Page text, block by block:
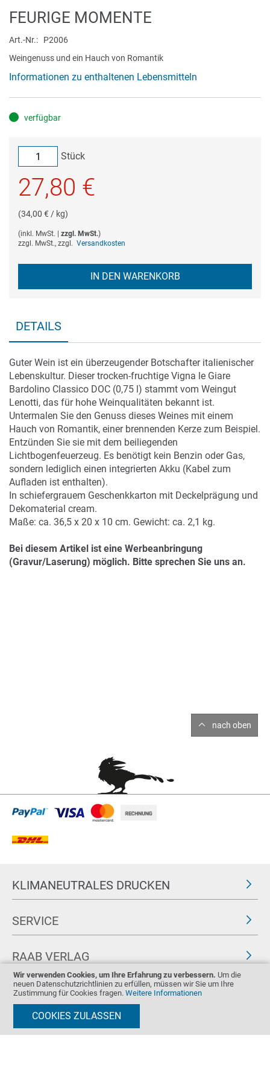
Wir verwenden Cookies, um Ihre Erfahrung zu verbessern. Um die
neuen Datenschutzrichtlinien zu erfüllen, müssen wir Sie um Ihre
Zustimmung für Cookies fragen. Weitere Informationen
COOKIES ZULASSEN
Zum
Anfang
der
Bildergalerie
springen
FEURIGE MOMENTE
Art.-Nr.
P2006
Weingenuss und ein Hauch von Romantik
Informationen zu enthaltenen Lebensmitteln
verfügbar
Stück
27,80 €
(34,00 € / kg)
(inkl. MwSt. zzgl. MwSt.)
zzgl. MwSt., zzgl. Versandkosten
IN DEN WARENKORB
DETAILS
Guter Wein ist ein überzeugender Botschafter italienischer
Lebenskultur. Dieser trocken-fruchtige Vigna le Giare
Bardolino Classico DOC (0,75 l) stammt vom Weingut
Lenotti, das für hohe Weinqualitäten bekannt ist.
Untermalen Sie den Genuss dieses Weines mit einem
Hauch von Romantik, einer brennenden Kerze zum Beispiel.
Entzünden Sie sie mit dem beiliegenden
Lichtbogenfeuerzeug. Es benötigt kein Benzin oder Gas,
sondern lediglich einen integrierten Akku (Kabel zum
Aufladen ist enthalten).
In schiefergrauem Geschenkkarton mit Deckelprägung und
Dekomaterial cream.
Maße: ca. 36,5 x 20 x 10 cm. Gewicht: ca. 2,1 kg.
Bei diesem Artikel ist eine Werbeanbringung
(Gravur/Laserung) möglich. Bitte sprechen Sie uns an.
nach oben
KLIMANEUTRALES DRUCKEN
SERVICE
RAAB VERLAG
FOLGEN SIE UNS ZERTIFIKATE